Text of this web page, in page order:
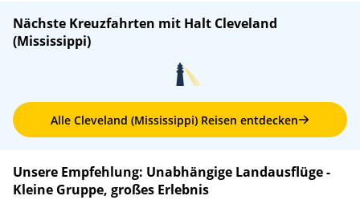
Nächste Kreuzfahrten mit Halt Cleveland
(Mississippi)
Alle Cleveland (Mississippi) Reisen entdecken
Unsere Empfehlung: Unabhängige Landausflüge -
Kleine Gruppe, großes Erlebnis